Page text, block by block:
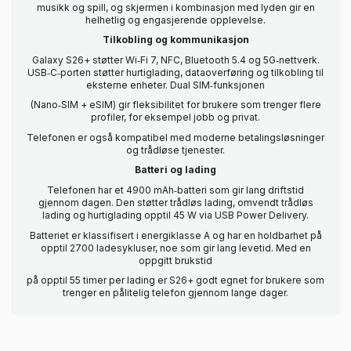
musikk og spill, og skjermen i kombinasjon med lyden gir en
helhetlig og engasjerende opplevelse.
Tilkobling og kommunikasjon
Galaxy S26+ støtter Wi‑Fi 7, NFC, Bluetooth 5.4 og 5G‑nettverk.
USB‑C‑porten støtter hurtiglading, dataoverføring og tilkobling til
eksterne enheter. Dual SIM‑funksjonen
(Nano‑SIM + eSIM) gir fleksibilitet for brukere som trenger flere
profiler, for eksempel jobb og privat.
Telefonen er også kompatibel med moderne betalingsløsninger
og trådløse tjenester.
Batteri og lading
Telefonen har et 4900 mAh‑batteri som gir lang driftstid
gjennom dagen. Den støtter trådløs lading, omvendt trådløs
lading og hurtiglading opptil 45 W via USB Power Delivery.
Batteriet er klassifisert i energiklasse A og har en holdbarhet på
opptil 2700 ladesykluser, noe som gir lang levetid. Med en
oppgitt brukstid
på opptil 55 timer per lading er S26+ godt egnet for brukere som
trenger en pålitelig telefon gjennom lange dager.